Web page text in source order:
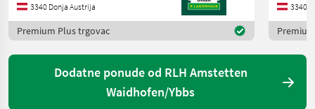
3340 Donja Austrija
Premium Plus trgovac
3340
Dodatne ponude od RLH Amstetten
Waidhofen/Ybbs